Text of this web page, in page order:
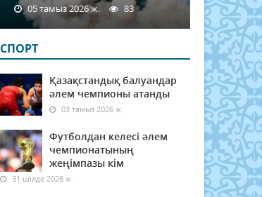
05 тамыз 2026 ж. 83
СПОРТ
Қазақстандық балуандар
әлем чемпионы атанды
03 тамыз 2026 ж.
Футболдан келесі әлем
чемпионатының
жеңімпазы кім
31 шілде 2026 ж.